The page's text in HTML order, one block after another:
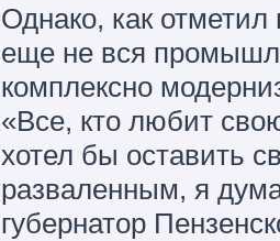
Однако, как
еще не вся
комплексно
«Все, кто любит
хотел бы оставить
разваленным, я
губернатор